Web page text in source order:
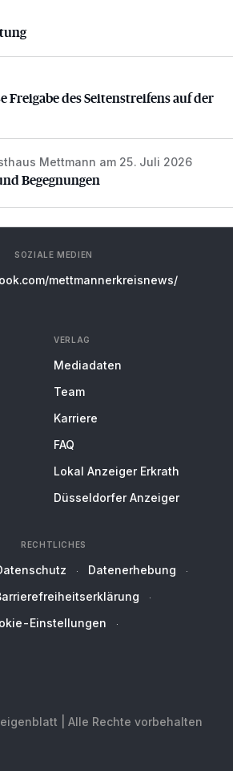
Freigabe des Seitenstreifens auf der A3
des Seitenstreifens auf der
Begegnungen
Mettmann am 25. Juli 2026
Begegnungen
SOZIALE MEDIEN
mettmannerkreisnews/
VERLAG
Mediadaten
Team
Karriere
FAQ
Lokal Anzeiger Erkrath
Düsseldorfer Anzeiger
RECHTLICHES
Datenerhebung
Einstellungen
| Alle Rechte vorbehalten